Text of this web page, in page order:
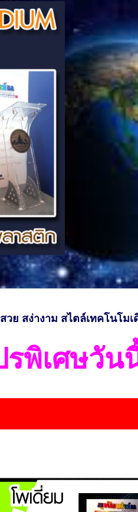
สวย สง่างาม สไตล์เทคโนโม
พิเศษวัน